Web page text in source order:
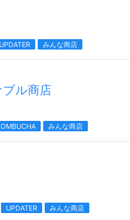
みんな商店
ル商店
みんな商店
UPDATER みんな商店